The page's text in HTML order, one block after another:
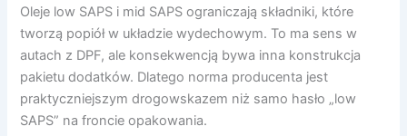
Oleje low SAPS i mid SAPS ograniczają składniki, które
tworzą popiół w układzie wydechowym. To ma sens w
autach z DPF, ale konsekwencją bywa inna konstrukcja
pakietu dodatków. Dlatego norma producenta jest
praktyczniejszym drogowskazem niż samo hasło „low
SAPS” na froncie opakowania.